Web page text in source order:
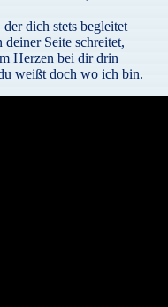
dich stets begleitet
deiner Seite schreitet,
Herzen bei dir drin
weißt doch wo ich bin.